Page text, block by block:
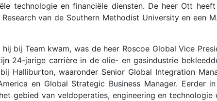
technologie en financiële diensten. De heer Ott
van de Southern Methodist University en een
bij Team kwam, was de heer Roscoe Global Vice
24-jarige carrière in de olie- en gasindustrie
Halliburton, waaronder Senior Global Integration
en Global Strategic Business Manager. Eerder
gebied van veldoperaties, engineering en technologie